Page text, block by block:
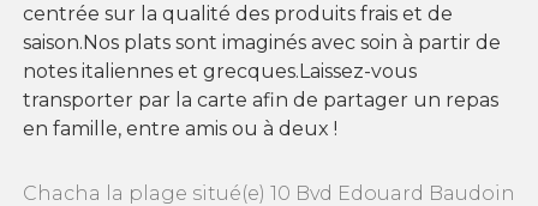
centrée sur la qualité des produits frais et de
saison.Nos plats sont imaginés avec soin à partir de
notes italiennes et grecques.Laissez-vous
transporter par la carte afin de partager un repas
en famille, entre amis ou à deux !
Chacha la plage situé(e) 10 Bvd Edouard Baudoin